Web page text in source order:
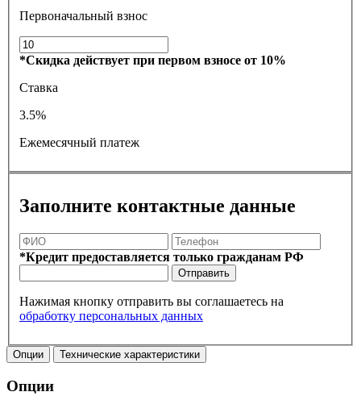
Первоначальный взнос
*Скидка действует при первом взносе от 10%
Ставка
3.5%
Ежемесячный платеж
Заполните контактные данные
*Кредит предоставляется только гражданам РФ
Отправить
Нажимая кнопку отправить вы соглашаетесь на
обработку персональных данных
Опции Технические характеристики
Опции